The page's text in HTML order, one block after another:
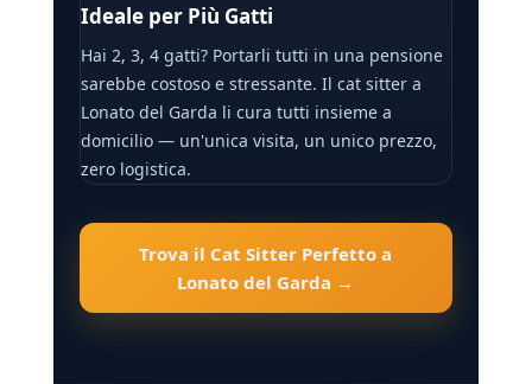
Ideale per Più Gatti
Hai 2, 3, 4 gatti? Portarli tutti in una pensione
sarebbe costoso e stressante. Il cat sitter a
Lonato del Garda li cura tutti insieme a
domicilio — un'unica visita, un unico prezzo,
zero logistica.
Trova il Cat Sitter Perfetto a
Lonato del Garda →